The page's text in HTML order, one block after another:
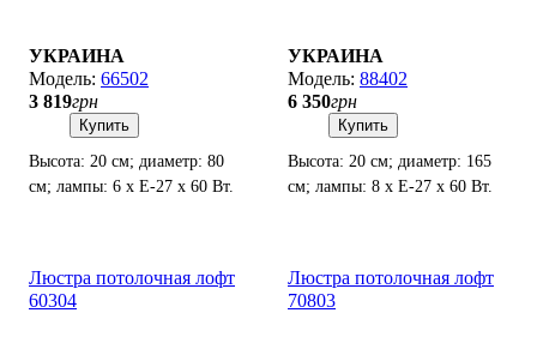
УКРАИНА
66502
3 819грн
Купить
Высота: 20 см; диаметр: 80
см; лампы: 6 х Е-27 х 60 Вт.
УКРАИНА
88402
6 350грн
Купить
Высота: 20 см; диаметр: 165
см; лампы: 8 х Е-27 х 60 Вт.
Люстра потолочная лофт
60304
Люстра потолочная лофт
70803